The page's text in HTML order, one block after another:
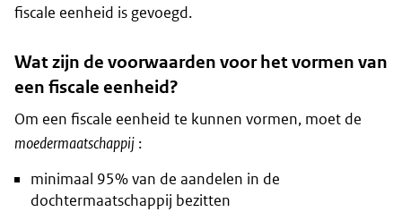
fiscale eenheid is gevoegd.
Wat zijn de voorwaarden voor het vormen van
een fiscale eenheid?
Om een fiscale eenheid te kunnen vormen, moet de
moedermaatschappij :
minimaal 95% van de aandelen in de
dochtermaatschappij bezitten